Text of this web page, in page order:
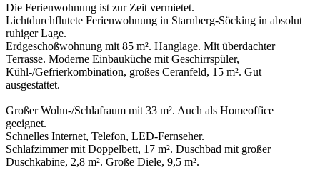
Die Ferienwohnung ist zur Zeit vermietet.
Lichtdurchflutete Ferienwohnung in Starnberg-Söcking in absolut
ruhiger Lage.
Erdgeschoßwohnung mit 85 m². Hanglage. Mit überdachter
Terrasse. Moderne Einbauküche mit Geschirrspüler,
Kühl-/Gefrierkombination, großes Ceranfeld, 15 m². Gut
ausgestattet.
Großer Wohn-/Schlafraum mit 33 m². Auch als Homeoffice
geeignet.
Schnelles Internet, Telefon, LED-Fernseher.
Schlafzimmer mit Doppelbett, 17 m². Duschbad mit großer
Duschkabine, 2,8 m². Große Diele, 9,5 m².